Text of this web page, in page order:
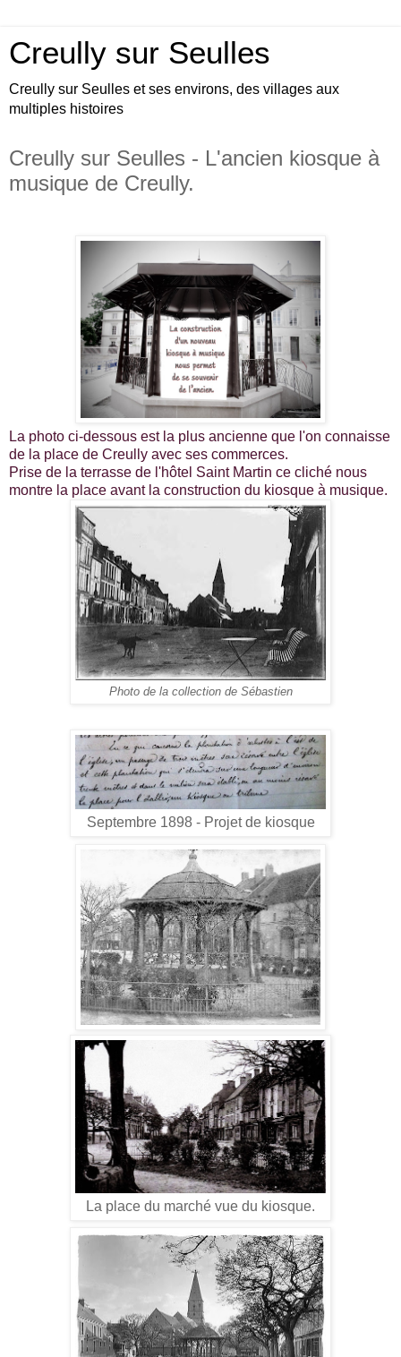
Creully sur Seulles
Creully sur Seulles et ses environs, des villages aux
multiples histoires
Creully sur Seulles - L'ancien kiosque à
musique de Creully.
La photo ci-dessous est la plus ancienne que l'on connaisse
de la place de Creully avec ses commerces.
Prise de la terrasse de l'hôtel Saint Martin ce cliché nous
montre la place avant la construction du kiosque à musique.
Photo de la collection de Sébastien
Septembre 1898 - Projet de kiosque
La place du marché vue du kiosque.